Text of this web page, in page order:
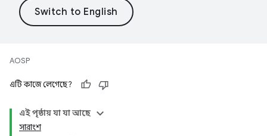
AOSP
এটি কাজে লেগেছে?
এই পৃষ্ঠায় যা যা আছে
সারাংশ